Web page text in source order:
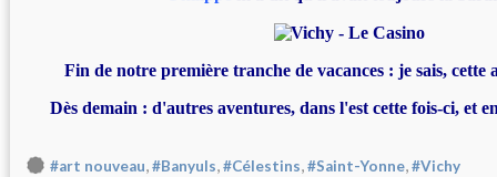
Fin de notre première tranche de vacances : je sais, cette
Dès demain : d'autres aventures, dans l'est cette fois-ci, et
#art nouveau,#Banyuls,#Célestins,#Saint-Yonne,#Vichy